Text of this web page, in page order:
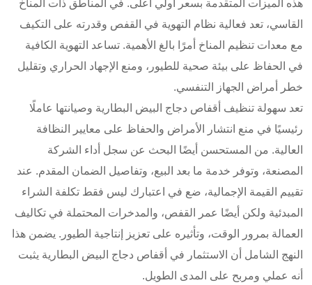
هذه الميزات المتقدمة بسعر أولي أعلى. في المناطق ذات المناخ
القاسي، تعد فعالية نظام التهوية في القفص وقدرته على التكيف
مع معدات تنظيم المناخ أمرًا بالغ الأهمية. تساعد التهوية الكافية
في الحفاظ على بيئة صحية للطيور، ومنع الإجهاد الحراري وتقليل
خطر أمراض الجهاز التنفسي.
تعد سهولة تنظيف أقفاص دجاج البيض البطارية وصيانتها عاملًا
رئيسيًا في منع انتشار الأمراض والحفاظ على معايير النظافة
العالية. من المستحسن أيضًا البحث عن سجل أداء الشركة
المصنعة، وتوفر خدمة ما بعد البيع، وتفاصيل الضمان المقدم. عند
تقييم القيمة الإجمالية، ضع في اعتبارك ليس فقط تكلفة الشراء
المبدئية ولكن أيضًا عمر القفص، والمدخرات المحتملة في تكاليف
العمالة بمرور الوقت، وتأثيره على تعزيز إنتاجية الطيور. يضمن هذا
النهج الشامل أن الاستثمار في أقفاص دجاج البيض البطارية يثبت
أنه عملي ومربح على المدى الطويل.